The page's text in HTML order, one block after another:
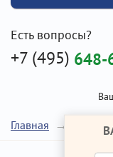
Есть вопросы?
+7 (495) 648-
Главная